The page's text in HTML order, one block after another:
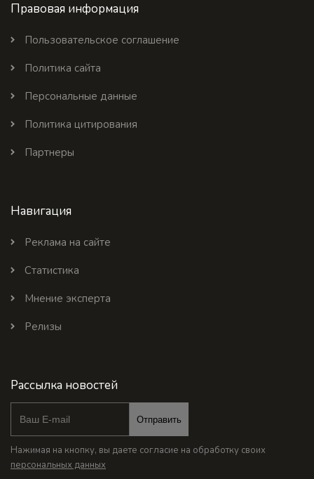
Правовая информация
Пользовательское соглашение
Политика сайта
Персональные данные
Политика цитирования
Партнеры
Навигация
Реклама на сайте
Статистика
Мнение эксперта
Релизы
Рассылка новостей
Отправить
Нажимая на кнопку, вы даете согласие на обработку своих
персональных данных